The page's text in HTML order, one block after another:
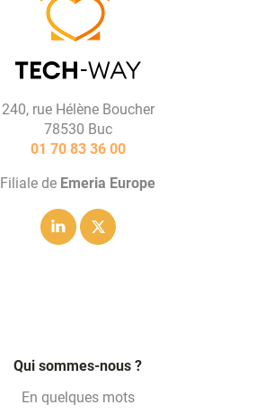
240, rue Hélène Boucher
78530 Buc
01 70 83 36 00
Filiale de Emeria Europe
Qui sommes-nous ?
En quelques mots